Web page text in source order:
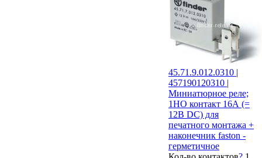
45.71.9.012.0310 |
457190120310 |
Миниатюрное реле;
1НО контакт 16А (=
12В DC) для
печатного монтажа +
наконечник faston -
герметичное